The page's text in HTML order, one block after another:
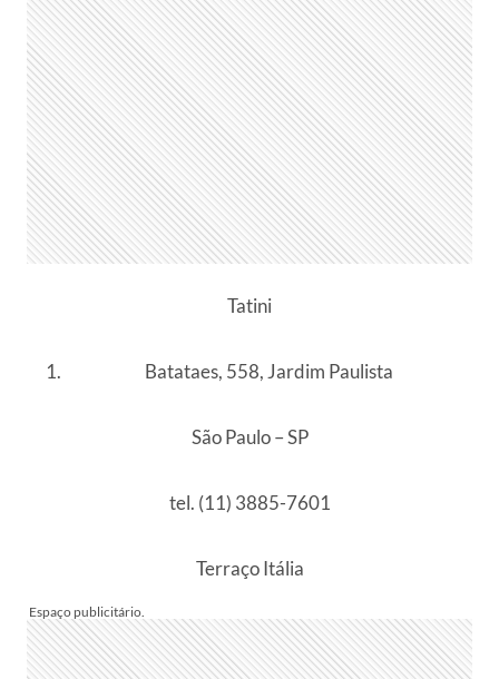
Tatini
Batataes, 558, Jardim Paulista
São Paulo – SP
tel. (11) 3885-7601
Terraço Itália